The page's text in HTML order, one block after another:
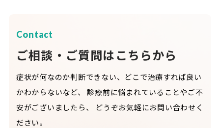
Contact
ご相談・ご質問はこちらから
症状が何なのか判断できない、どこで治療すれば良い
かわからないなど、
診療前に悩まれていることやご不
安がございましたら、
どうぞお気軽にお問い合わせく
ださい。